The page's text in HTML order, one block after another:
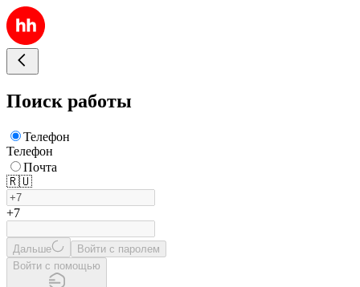
Поиск работы
Телефон
Телефон
Почта
🇷🇺
+7
Дальше
Войти с паролем
Войти с помощью